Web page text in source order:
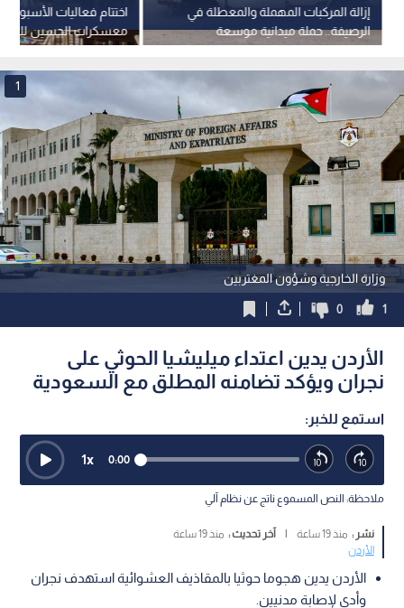
اختتام فعاليات
معسكرات الحسين للعمل
بالعقبة لعام 2026
إزالة المركبات المهملة والمعطلة في
الرصيفة.. حملة ميدانية موسعة
وزارة الخارجية وشؤون المغتربين
1
1
0
الأردن يدين اعتداء ميليشيا الحوثي على
نجران ويؤكد تضامنه المطلق مع السعودية
استمع للخبر:
0:00
1x
ملاحظة: النص المسموع ناتج عن نظام آلي
نشر : منذ 19 ساعة | آخر تحديث : منذ 19 ساعة
الأردن
الأردن يدين هجوما حوثيا بالمقاذيف العشوائية استهدف نجران
وأدى لإصابة مدنيين.